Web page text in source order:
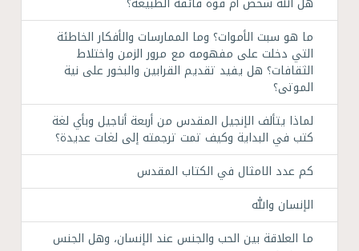
ما هو سبت الأموات؟ وما الممارسات والأفكار الخاطئة
التي دخلت على مفهومه مع مرور الزمن واختلاط
الثقافات؟ هل يفيد تقديم القرابين والبخور على نية
الموتى؟
لماذا يتألف الإنجيل المقدس من أربعة أناجيل وبأي لغة
كتب في البداية وكيف تمت ترجمته إلى لغات عديدة؟
كم عدد الامثال في الكتاب المقدس
الإنسان والله
ما العلاقة بين الحب والجنس عند الإنسان، وهل الجنس